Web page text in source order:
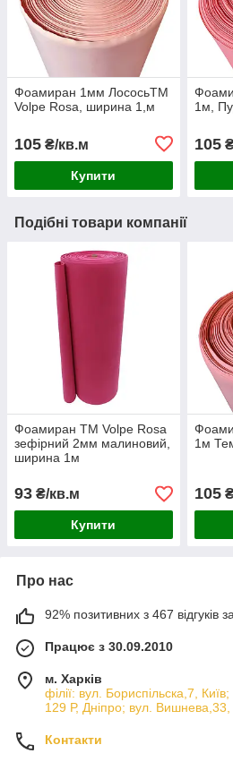
Фоамиран 1мм ЛососьTM
Volpe Rosa, ширина 1,м
105 ₴/кв.м
Купити
1м,
105
Подібні товари компанії
Фоамиран TM Volpe Rosa
зефірний 2мм малиновий,
ширина 1м
93 ₴/кв.м
Купити
1м
105
Про нас
92% позитивних з 467 відгуків
Працює з 30.09.2010
м. Харків
філії: вул. Бориcпільска,7,
129 Р, Дніпро; вул. Вишнева,33,
Контакти